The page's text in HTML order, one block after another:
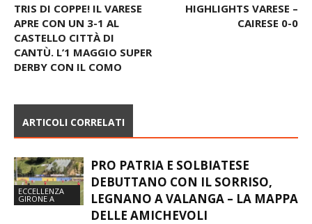
TRIS DI COPPE! IL VARESE
APRE CON UN 3-1 AL
CASTELLO CITTÀ DI
CANTÙ. L’1 MAGGIO SUPER
DERBY CON IL COMO
HIGHLIGHTS VARESE –
CAIRESE 0-0
ARTICOLI CORRELATI
ECCELLENZA
GIRONE A
PRO PATRIA E SOLBIATESE
DEBUTTANO CON IL SORRISO,
LEGNANO A VALANGA – LA MAPPA
DELLE AMICHEVOLI